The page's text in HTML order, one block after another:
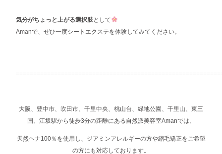
気分がちょっと上がる選択肢として
Amanで、ぜひ一度シートエクステを体験してみてください。
大阪、豊中市、吹田市、千里中央、桃山台、緑地公園、千里山、東三
国、江坂駅から徒歩3分の距離にある自然派美容室Amanでは、
天然ヘナ100％を使用し、ジアミンアレルギーの方や縮毛矯正をご希望
の方にも対応しております。